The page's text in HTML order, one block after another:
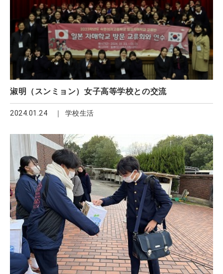
淑明（スンミョン）女子高等学校との交流
2024.01.24 学校生活